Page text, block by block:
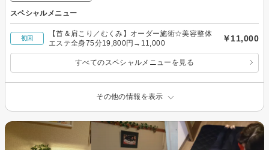
スペシャルメニュー
初回
【首＆肩こり／むくみ】オーダー施術☆美容整体
エステ全身75分19,800円→11,000
￥11,000
すべてのスペシャルメニューを見る
その他の情報を表示